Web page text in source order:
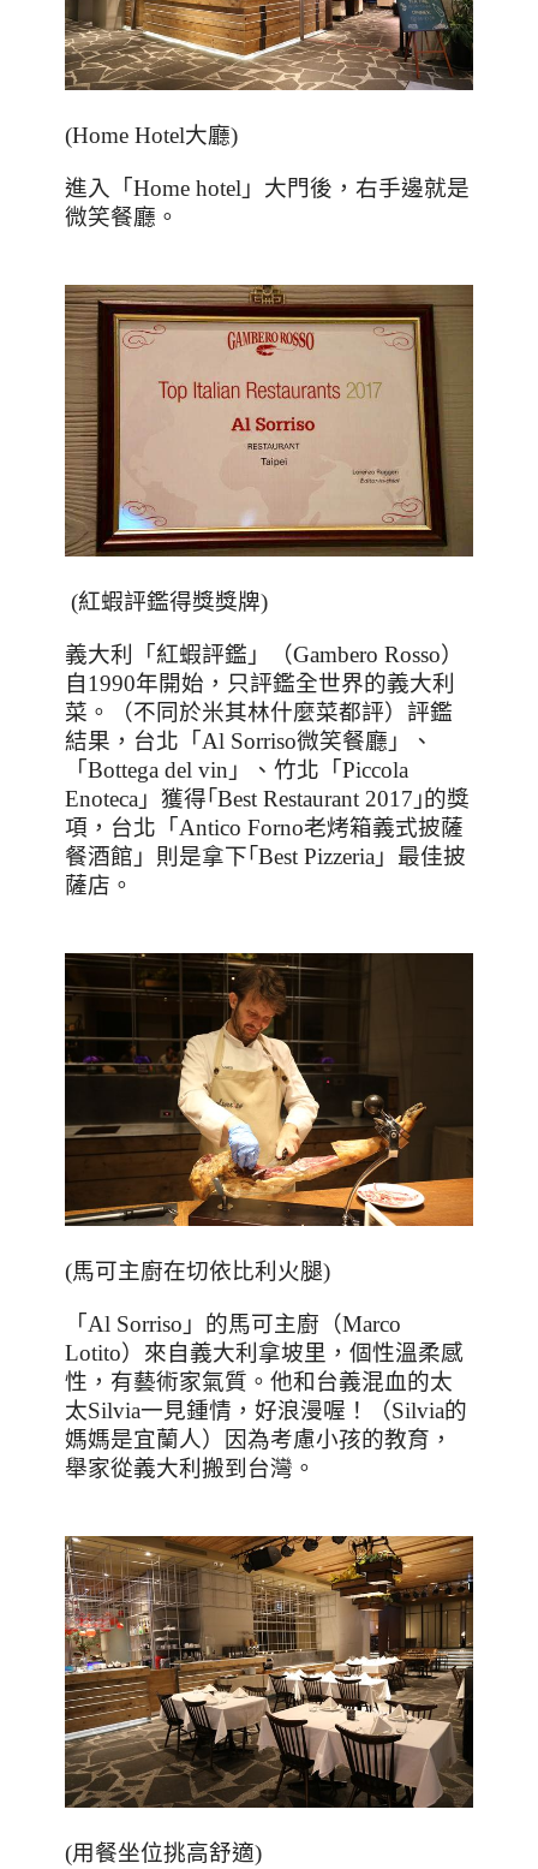
(Home Hotel大廳)
進入「 Home hotel 」大門後，右手邊就是
微笑餐廳。
(紅蝦評鑑得獎獎牌)
義大利「紅蝦評鑑」（Gambero Rosso）
自1990年開始，只評鑑全世界的義大利
菜。（不同於米其林什麼菜都評）評鑑
結果，台北「 Al Sorriso微笑餐廳」、
「 Bottega del vin 」、竹北「 Piccola
Enoteca 」獲得｢Best Restaurant 2017 ｣的獎
項，台北「 Antico Forno老烤箱義式披薩
餐酒館」則是拿下｢Best Pizzeria 」最佳披
薩店。
(馬可主廚在切依比利火腿)
「Al Sorriso 」的馬可主廚（Marco
Lotito）來自義大利拿坡里，個性溫柔感
性，有藝術家氣質。他和台義混血的太
太Silvia一見鍾情，好浪漫喔！（Silvia的
媽媽是宜蘭人）因為考慮小孩的教育，
舉家從義大利搬到台灣。
(用餐坐位挑高舒適)